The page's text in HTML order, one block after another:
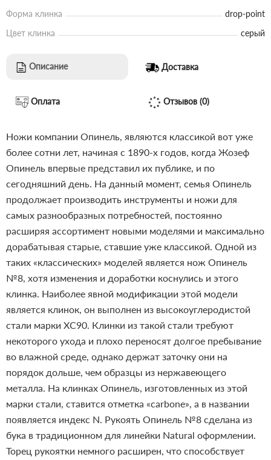
Форма клинка
drop-point
Цвет клинка
серый
Описание Доставка
Оплата Отзывов (0)
Ножи компании Опинель, являются классикой вот уже
более сотни лет, начиная с 1890-х годов, когда Жозеф
Опинель впервые представил их публике, и по
сегодняшний день. На данный момент, семья Опинель
продолжает производить инструменты и ножи для
самых разнообразных потребностей, постоянно
расширяя ассортимент новыми моделями и максимально
дорабатывая старые, ставшие уже классикой. Одной из
таких «классических» моделей является нож Опинель
№8, хотя изменения и доработки коснулись и этого
клинка. Наиболее явной модификации этой модели
является клинок, он выполнен из высокоуглеродистой
стали марки XC90. Клинки из такой стали требуют
некоторого ухода и плохо переносят долгое пребывание
во влажной среде, однако держат заточку они на
порядок дольше, чем образцы из нержавеющего
металла. На клинках Опинель, изготовленных из этой
марки стали, ставится отметка «carbone», а в названии
появляется индекс N. Рукоять Опинель №8 сделана из
бука в традиционном для линейки Natural оформлении.
Торец рукоятки немного расширен, что способствует